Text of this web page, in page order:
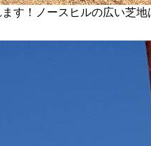
す！ノースヒルの広い芝地